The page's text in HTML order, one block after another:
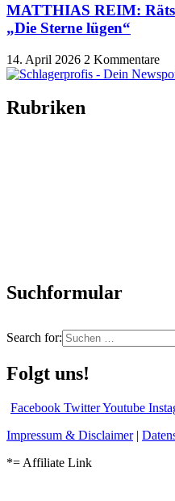
MATTHIAS REIM:
„Die Sterne lügen“
14. April 2026 2 Kommentare
Rubriken
Suchformular
Search for:
Folgt uns!
Facebook TwitterYoutube
Impressum & Disclaimer|
*= Affiliate Link